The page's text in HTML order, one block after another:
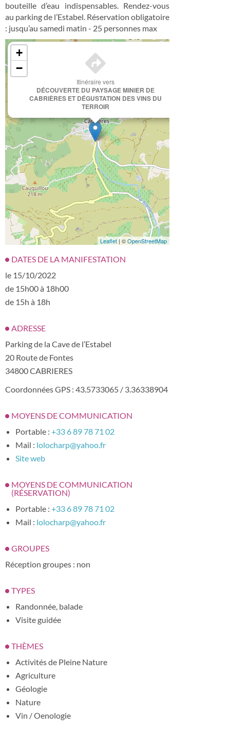
bouteille d’eau indispensables. Rendez-vous
au parking de l’Estabel. Réservation obligatoire
: jusqu’au samedi matin - 25 personnes max
Itinéraire vers
DÉCOUVERTE DU PAYSAGE MINIER DE
CABRIÈRES ET DÉGUSTATION DES VINS DU
TERROIR
+
−
Leaflet| ©OpenStreetMap
DATES DE LA MANIFESTATION
le 15/10/2022
de 15h00 à 18h00
de 15h à 18h
ADRESSE
Parking de la Cave de l’Estabel
20 Route de Fontes
34800 CABRIERES
Coordonnées GPS : 43.5733065 / 3.36338904
MOYENS DE COMMUNICATION
Portable : +33 6 89 78 71 02
Mail : lolocharp@yahoo.fr
Site web
MOYENS DE COMMUNICATION
(RÉSERVATION)
Portable : +33 6 89 78 71 02
Mail : lolocharp@yahoo.fr
GROUPES
Réception groupes : non
TYPES
Randonnée, balade
Visite guidée
THÈMES
Activités de Pleine Nature
Agriculture
Géologie
Nature
Vin / Oenologie